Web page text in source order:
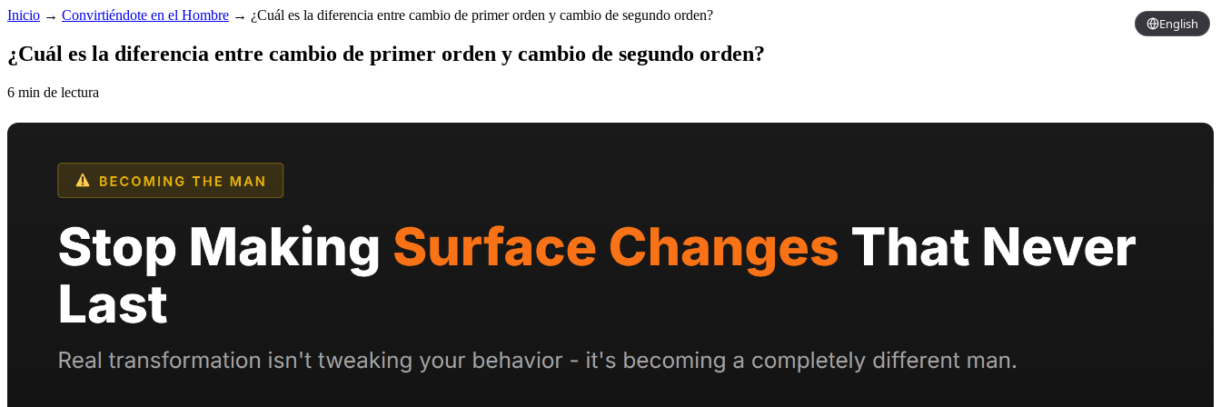
English
Inicio → Convirtiéndote en el Hombre → ¿Cuál es la diferencia entre cambio de primer orden y cambio de segundo orden?
¿Cuál es la diferencia entre cambio de primer orden y cambio de segundo orden?
6 min de lectura